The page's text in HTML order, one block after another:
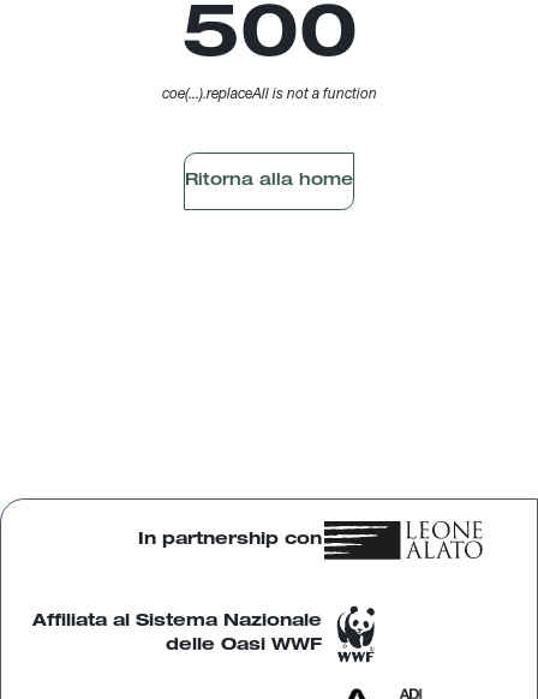
500
coe(...).replaceAll is not a function
Ritorna alla home
In partnership con
Affiliata al Sistema Nazionale
delle Oasi WWF